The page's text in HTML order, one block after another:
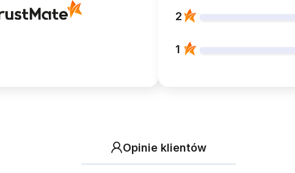
2
1
Opinie klientów